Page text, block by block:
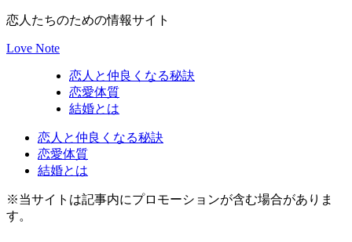
恋人たちのための情報サイト
Love Note
恋人と仲良くなる秘訣
恋愛体質
結婚とは
恋人と仲良くなる秘訣
恋愛体質
結婚とは
※当サイトは記事内にプロモーションが含む場合がありま
す。